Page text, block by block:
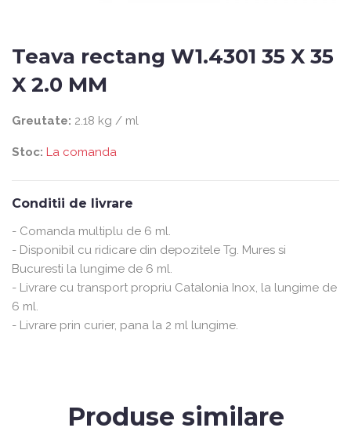
Teava rectang W1.4301 35 X 35
X 2.0 MM
Greutate: 2.18 kg / ml
Stoc: La comanda
Conditii de livrare
- Comanda multiplu de 6 ml.
- Disponibil cu ridicare din depozitele Tg. Mures si
Bucuresti la lungime de 6 ml.
- Livrare cu transport propriu Catalonia Inox, la lungime de
6 ml.
- Livrare prin curier, pana la 2 ml lungime.
Produse similare